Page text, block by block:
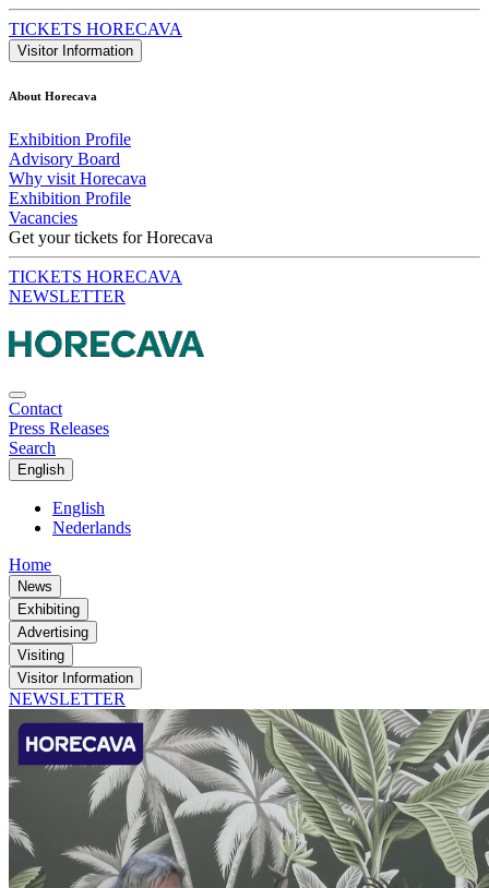
TICKETS HORECAVA
Visitor Information
About Horecava
Exhibition Profile
Advisory Board
Why visit Horecava
Exhibition Profile
Vacancies
Get your tickets for Horecava
TICKETS HORECAVA
NEWSLETTER
Contact
Press Releases
Search
English
English
Nederlands
Home
News
Exhibiting
Advertising
Visiting
Visitor Information
NEWSLETTER